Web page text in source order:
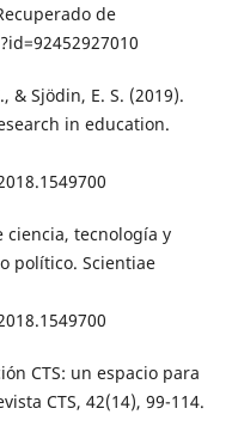
de
& Sjödin, E. S. (2019).
in education.
ciencia, tecnología y
político. Scientiae
CTS: un espacio para
CTS, 42(14), 99-114.